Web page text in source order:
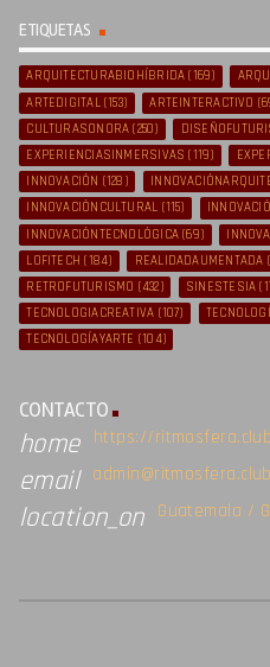
ETIQUETAS
ARQUITECTURABIOHÍBRIDA (169)
ARTEDIGITAL(153) ARTEINTERACTIVO
CULTURASONORA (250)
EXPERIENCIASINMERSIVAS (119)
INNOVACIÓN (128)
INNOVACIÓNCULTURAL (115)
INNOVACIÓNTECNOLÓGICA (69)
LOFITECH (184) REALIDADAUMENTADA
RETROFUTURISMO (432) SINESTESIA
TECNOLOGIACREATIVA (107)
TECNOLOGÍAYARTE (104)
CONTACTO
home https://ritmosfera.club
email admin@ritmosfera.club
location_on Guatemala /